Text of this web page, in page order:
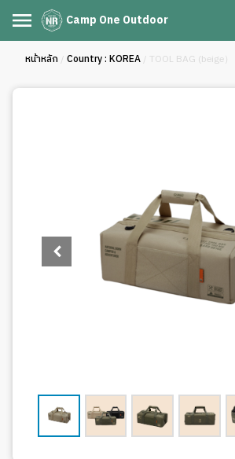
Camp One Outdoor
หน้าหลัก / Country : KOREA / TOOL BAG (beige）